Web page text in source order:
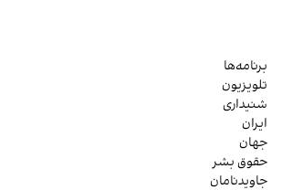
برنامه‌ها
تلویزیون
شنیداری
ایران
جهان
حقوق بشر
جاویدنامان